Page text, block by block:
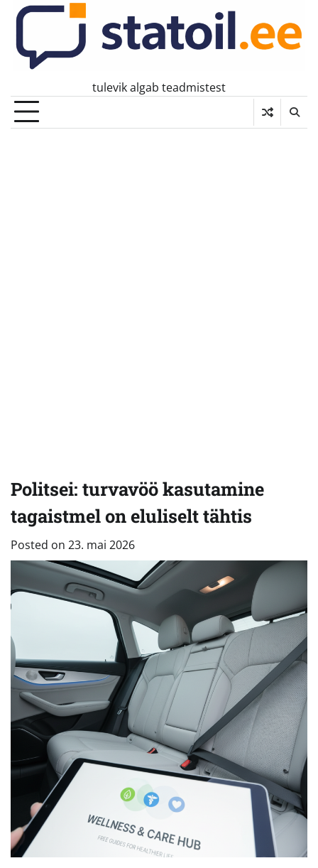
Skip
content
tulevik algab teadmistest
Politsei: turvavöö kasutamine
tagaistmel on eluliselt tähtis
Posted on 23. mai 2026